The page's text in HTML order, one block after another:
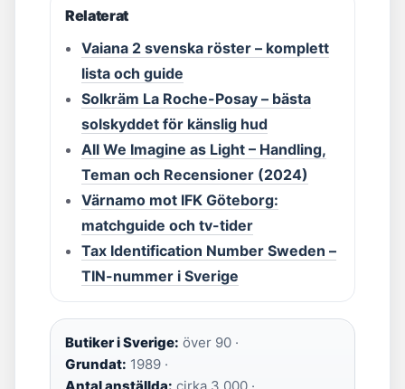
Relaterat
Vaiana 2 svenska röster – komplett
lista och guide
Solkräm La Roche-Posay – bästa
solskyddet för känslig hud
All We Imagine as Light – Handling,
Teman och Recensioner (2024)
Värnamo mot IFK Göteborg:
matchguide och tv-tider
Tax Identification Number Sweden –
TIN-nummer i Sverige
Butiker i Sverige: över 90 ·
Grundat: 1989 ·